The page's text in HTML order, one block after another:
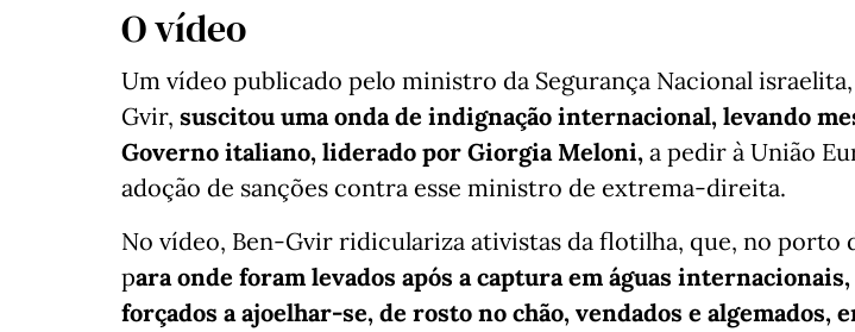
O vídeo
Um vídeo publicado pelo ministro da Segurança Nacional
Gvir, suscitou uma onda de indignação internacional, levando
Governo italiano, liderado por Giorgia Meloni, a pedir à União
adoção de sanções contra esse ministro de extrema-direita.
No vídeo, Ben-Gvir ridiculariza ativistas da flotilha, que, no porto
para onde foram levados após a captura em águas
forçados a ajoelhar-se, de rosto no chão, vendados e algemados,